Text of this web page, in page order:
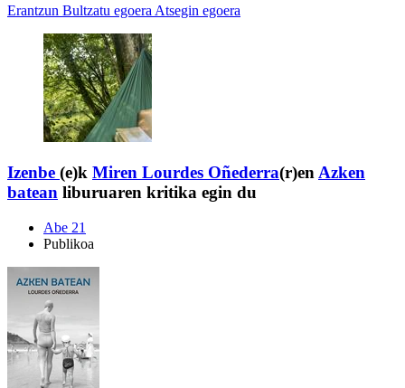
Erantzun Bultzatu egoera Atsegin egoera
Izenbe (e)k Miren Lourdes Oñederra(r)en Azken
batean liburuaren kritika egin du
Abe 21
Publikoa